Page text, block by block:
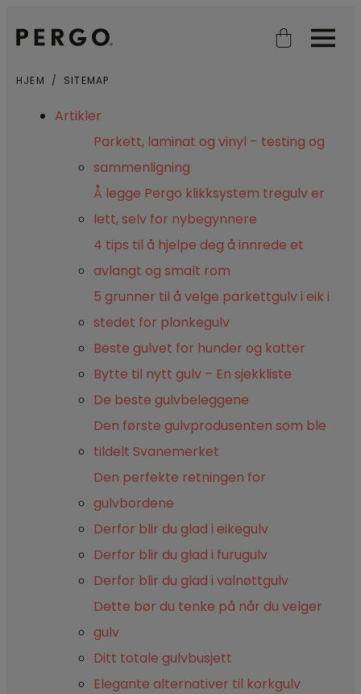
Open searchOpen
HJEM SITEMAP
Artikler
Parkett, laminat og vinyl – testing og
sammenligning
Å legge Pergo klikksystem tregulv er
lett, selv for nybegynnere
4 tips til å hjelpe deg å innrede et
avlangt og smalt rom
5 grunner til å velge parkettgulv i eik i
stedet for plankegulv
Beste gulvet for hunder og katter
Bytte til nytt gulv – En sjekkliste
De beste gulvbeleggene
Den første gulvprodusenten som ble
tildelt Svanemerket
Den perfekte retningen for
gulvbordene
Derfor blir du glad i eikegulv
Derfor blir du glad i furugulv
Derfor blir du glad i valnøttgulv
Dette bør du tenke på når du velger
gulv
Ditt totale gulvbusjett
Elegante alternativer til korkgulv